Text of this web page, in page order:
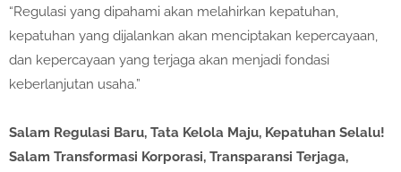
“Regulasi yang dipahami akan melahirkan kepatuhan,
kepatuhan yang dijalankan akan menciptakan kepercayaan,
dan kepercayaan yang terjaga akan menjadi fondasi
keberlanjutan usaha.”
Salam Regulasi Baru, Tata Kelola Maju, Kepatuhan Selalu!
Salam Transformasi Korporasi, Transparansi Terjaga,